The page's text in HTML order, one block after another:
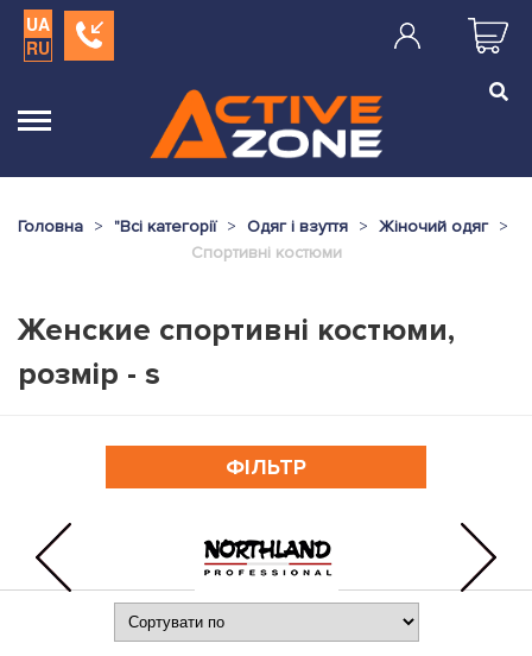
UA
RU
Головна "Всі категорії Одяг і взуття
Жіночий одяг
Спортивні костюми
Женские спортивні костюми,
розмір - s
ФІЛЬТР